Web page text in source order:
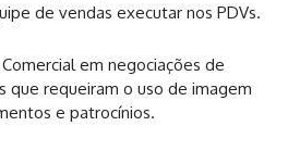
de vendas executar nos PDVs.
em negociações de
que requeiram o uso de imagem
e patrocínios.